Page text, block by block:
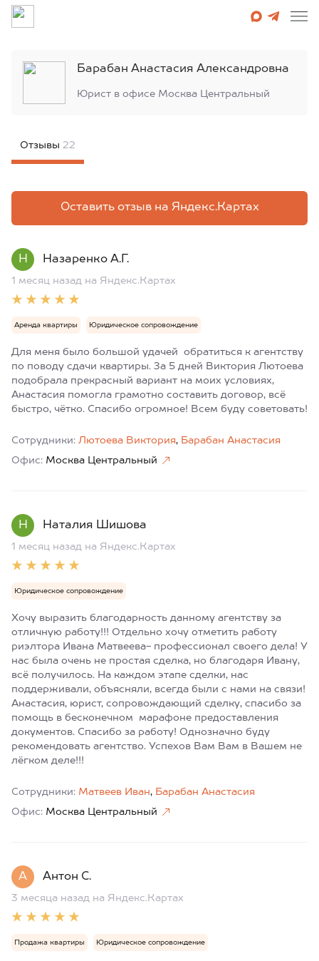
Барабан Анастасия Александровна
Юрист в офисе Москва Центральный
Отзывы 22
Оставить отзыв на Яндекс.Картах
Н Назаренко А.Г.
1 месяц назад на Яндекс.Картах
Аренда квартиры Юридическое сопровождение
Для меня было большой удачей обратиться к агентству
по поводу сдачи квартиры. За 5 дней Виктория Лютоева
подобрала прекрасный вариант на моих условиях,
Анастасия помогла грамотно составить договор, всё
быстро, чётко. Спасибо огромное! Всем буду советовать!
Сотрудники: Лютоева Виктория, Барабан Анастасия
Офис: Москва Центральный
Н Наталия Шишова
1 месяц назад на Яндекс.Картах
Юридическое сопровождение
Хочу выразить благодарность данному агентству за
отличную работу!!! Отдельно хочу отметить работу
риэлтора Ивана Матвеева- профессионал своего дела! У
нас была очень не простая сделка, но благодаря Ивану,
всё получилось. На каждом этапе сделки, нас
поддерживали, объясняли, всегда были с нами на связи!
Анастасия, юрист, сопровождающий сделку, спасибо за
помощь в бесконечном марафоне предоставления
документов. Спасибо за работу! Однозначно буду
рекомендовать агентство. Успехов Вам Вам в Вашем не
лёгком деле!!!
Сотрудники: Матвеев Иван, Барабан Анастасия
Офис: Москва Центральный
А Антон С.
3 месяца назад на Яндекс.Картах
Продажа квартиры Юридическое сопровождение